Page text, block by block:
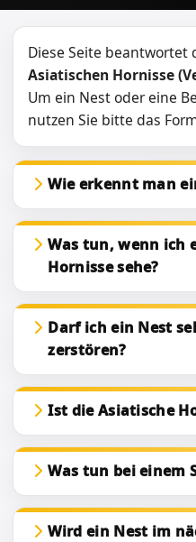
Diese Seite beantwortet
Asiatischen Hornisse
Um ein Nest oder eine
nutzen Sie bitte das
Wie erkennt man
Was tun, wenn ich
Hornisse sehe?
Darf ich ein Nest
zerstören?
Ist die Asiatische
Was tun bei einem
Wird ein Nest im